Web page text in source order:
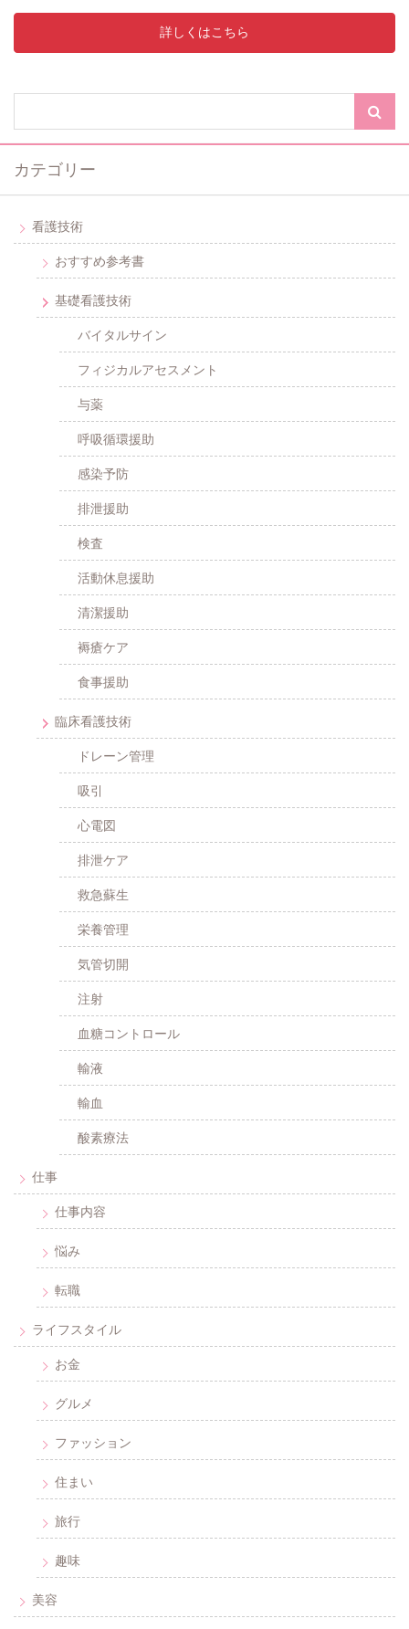
詳しくはこちら
カテゴリー
看護技術
おすすめ参考書
基礎看護技術
バイタルサイン
フィジカルアセスメント
与薬
呼吸循環援助
感染予防
排泄援助
検査
活動休息援助
清潔援助
褥瘡ケア
食事援助
臨床看護技術
ドレーン管理
吸引
心電図
排泄ケア
救急蘇生
栄養管理
気管切開
注射
血糖コントロール
輸液
輸血
酸素療法
仕事
仕事内容
悩み
転職
ライフスタイル
お金
グルメ
ファッション
住まい
旅行
趣味
美容